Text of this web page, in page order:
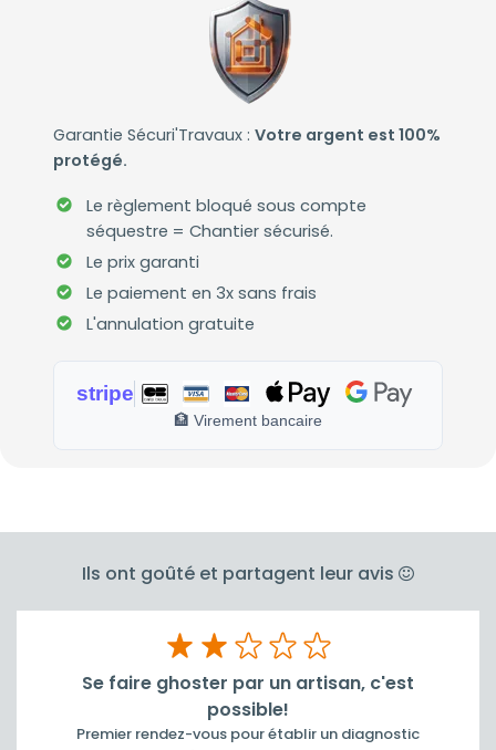
Garantie Sécuri'Travaux : Votre argent est 100%
protégé.
Le règlement bloqué sous compte
séquestre = Chantier sécurisé.
Le prix garanti
Le paiement en 3x sans frais
L'annulation gratuite
stripe
🏦 Virement bancaire
Ils ont goûté et partagent leur avis
Efficace
Efficace et ponctuel